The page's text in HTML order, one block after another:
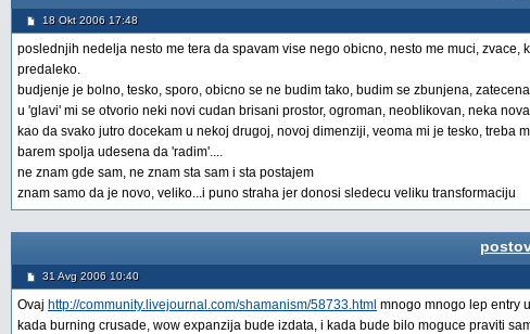
18 Okt 2006 17:48
poslednjih nedelja nesto me tera da spavam vise nego obicno, nesto me muci,
predaleko.
budjenje je bolno, tesko, sporo, obicno se ne budim tako, budim se zbunjena,
u 'glavi' mi se otvorio neki novi cudan brisani prostor, ogroman, neoblikovan, neka
kao da svako jutro docekam u nekoj drugoj, novoj dimenziji, veoma mi je tesko,
barem spolja udesena da 'radim'....
ne znam gde sam, ne znam sta sam i sta postajem
znam samo da je novo, veliko...i puno straha jer donosi sledecu veliku transformaciju
31 Avg 2006 10:40
Ovaj http://community.livejournal.com/shamanism/58733.html mnogo mnogo lep entry
kada burning crusade, wow expanzija bude izdata, i kada bude bilo moguce praviti